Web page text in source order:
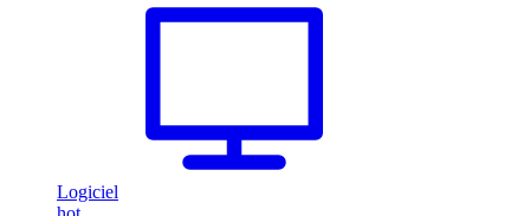
Logiciel